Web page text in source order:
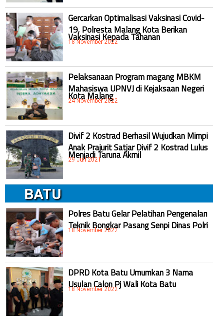
Gercarkan Optimalisasi Vaksinasi Covid-
19, Polresta Malang Kota Berikan
Vaksinasi Kepada Tahanan
18 November 2022
Pelaksanaan Program magang MBKM
Mahasiswa UPNVJ di Kejaksaan Negeri
Kota Malang
24 November 2022
Divif 2 Kostrad Berhasil Wujudkan Mimpi
Anak Prajurit Satjar Divif 2 Kostrad Lulus
Menjadi Taruna Akmil
29 Juli 2021
BATU
Polres Batu Gelar Pelatihan Pengenalan
Teknik Bongkar Pasang Senpi Dinas Polri
18 November 2022
DPRD Kota Batu Umumkan 3 Nama
Usulan Calon Pj Wali Kota Batu
18 November 2022